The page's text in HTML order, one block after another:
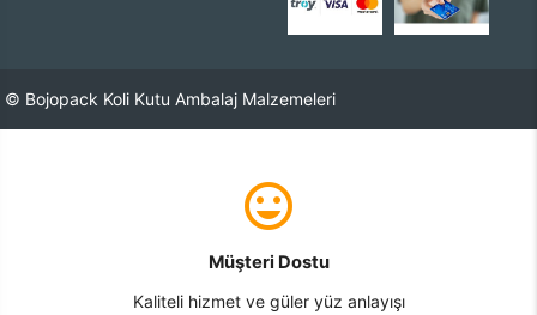
© Bojopack Koli Kutu Ambalaj Malzemeleri
Müşteri Dostu
Kaliteli hizmet ve güler yüz anlayışı